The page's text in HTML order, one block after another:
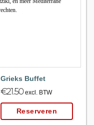
Grieks Buffet
€21.50excl. BTW
Reserveren